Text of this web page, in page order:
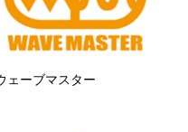
ェーブマスター